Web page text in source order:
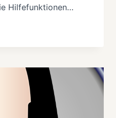
Hilfefunktionen…